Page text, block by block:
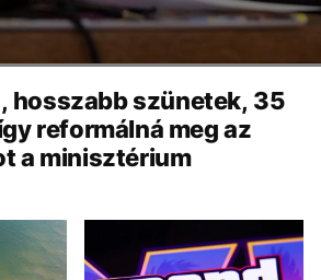
hosszabb szünetek, 35
reformálná meg az
a minisztérium